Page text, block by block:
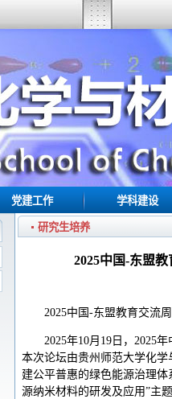
党建工作 学科建设
研究生培养
2025中国-东盟
2025中国-东盟教育交流
2025年10月19日，2025
本次论坛由贵州师范大学化
建公平普惠的绿色能源治理
源纳米材料的研发及应用”主